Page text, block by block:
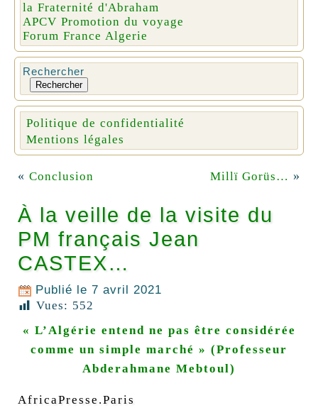
la Fraternité d'Abraham
APCV Promotion du voyage
Forum France Algerie
Rechercher
Rechercher
Politique de confidentialité
Mentions légales
« Conclusion Millï Gorüs… »
À la veille de la visite du
PM français Jean
CASTEX…
Publié le 7 avril 2021
Vues: 552
« L’Algérie entend ne pas être considérée
comme un simple marché » (Professeur
Abderahmane Mebtoul)
AfricaPresse.Paris